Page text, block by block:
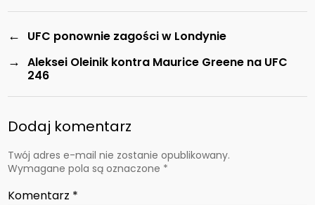
← UFC ponownie zagości w Londynie
→ Aleksei Oleinik kontra Maurice Greene na UFC
246
Dodaj komentarz
Twój adres e-mail nie zostanie opublikowany.
Wymagane pola są oznaczone *
Komentarz *